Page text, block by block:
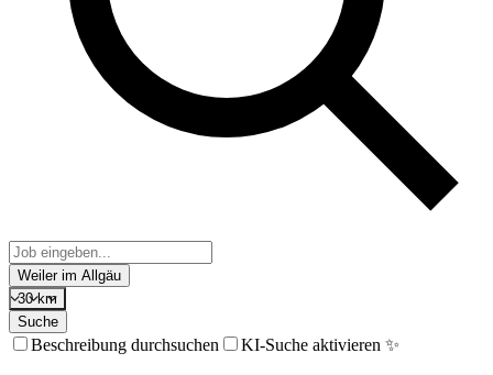
Weiler im Allgäu
30 km
Suche
Beschreibung durchsuchen KI-Suche aktivieren ✨